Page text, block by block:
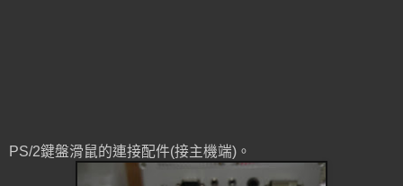
PS/2鍵盤滑鼠的連接配件(接主機端)。